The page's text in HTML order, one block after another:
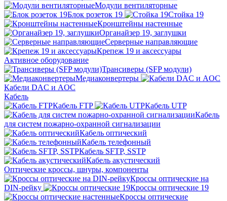
Модули вентиляторные
Блок розеток 19
Стойка 19
Кронштейны настенные
Органайзер 19, заглушки
Серверные направляющие
Крепеж 19 и аксессуары
Активное оборудование
Трансиверы (SFP модули)
Медиаконвертеры
Кабели DAC и AOC
Кабель
Кабель FTP
Кабель UTP
Кабель
для систем пожарно-охранной сигнализации
Кабель оптический
Кабель телефонный
Кабель SFTP, SSTP
Кабель акустический
Оптические кроссы, шнуры, компоненты
Кроссы оптические на
DIN-рейку
Кроссы оптические 19
Кроссы оптические